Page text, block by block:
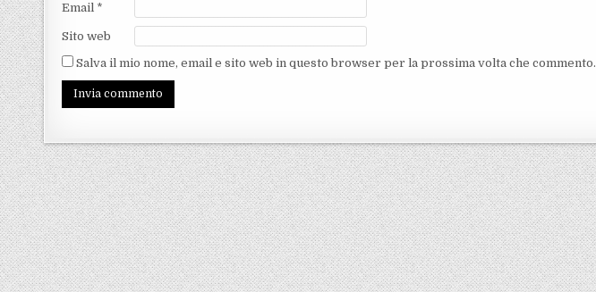
Email *
Sito web
Salva il mio nome, email e sito web in questo browser per la prossima volta che commento.